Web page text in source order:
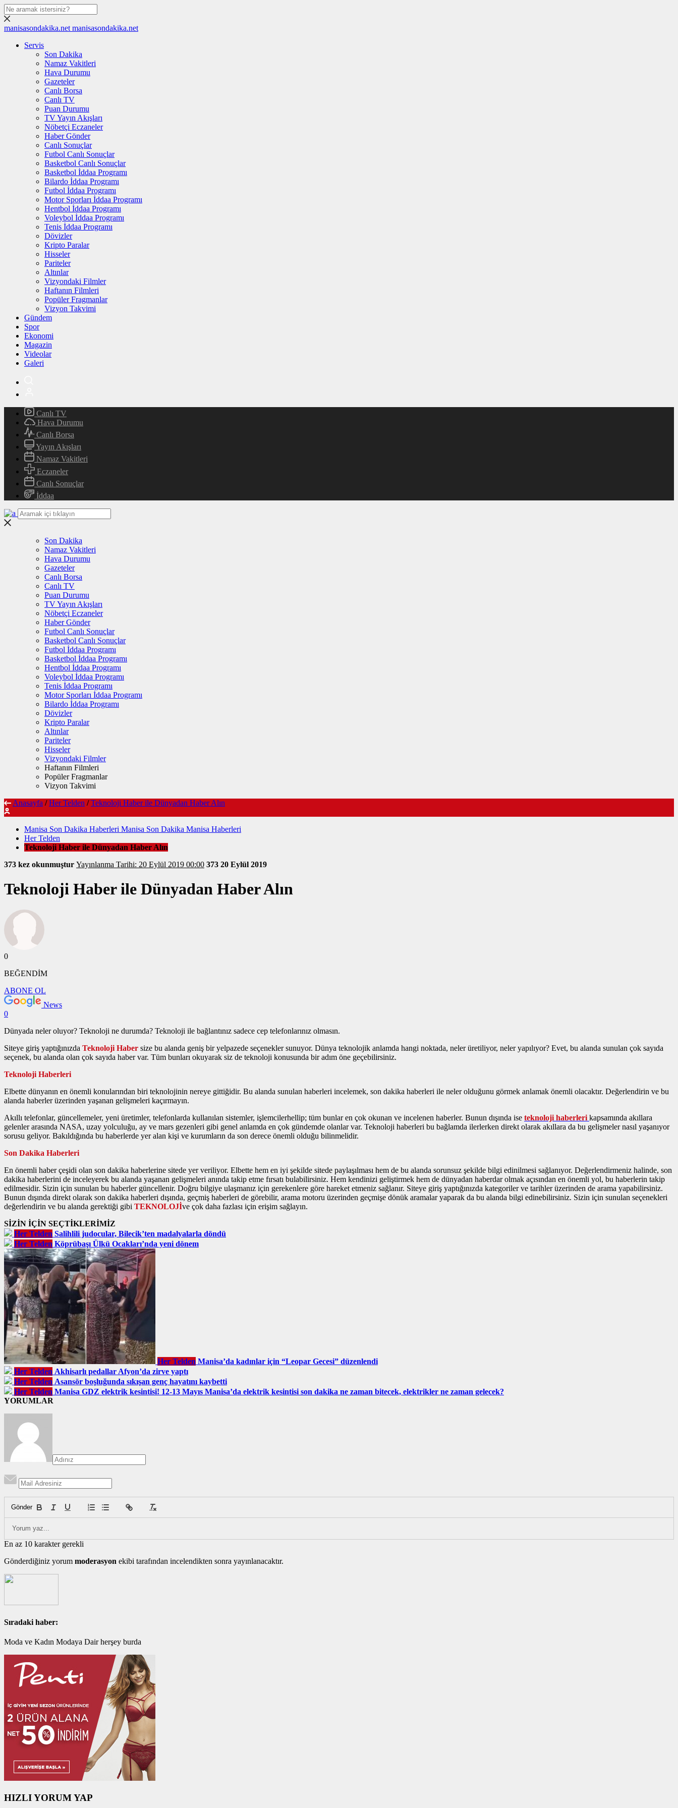
manisasondakika.net manisasondakika.net
Servis
Son Dakika
Namaz Vakitleri
Hava Durumu
Gazeteler
Canlı Borsa
Canlı TV
Puan Durumu
TV Yayın Akışları
Nöbetçi Eczaneler
Haber Gönder
Canlı Sonuçlar
Futbol Canlı Sonuçlar
Basketbol Canlı Sonuçlar
Basketbol İddaa Programı
Bilardo İddaa Programı
Futbol İddaa Programı
Motor Sporları İddaa Programı
Hentbol İddaa Programı
Voleybol İddaa Programı
Tenis İddaa Programı
Dövizler
Kripto Paralar
Hisseler
Pariteler
Altınlar
Vizyondaki Filmler
Haftanın Filmleri
Popüler Fragmanlar
Vizyon Takvimi
Gündem
Spor
Ekonomi
Magazin
Videolar
Galeri
Canlı TV
Hava Durumu
Canlı Borsa
Yayın Akışları
Namaz Vakitleri
Eczaneler
Canlı Sonuçlar
İddaa
Son Dakika
Namaz Vakitleri
Hava Durumu
Gazeteler
Canlı Borsa
Canlı TV
Puan Durumu
TV Yayın Akışları
Nöbetçi Eczaneler
Haber Gönder
Futbol Canlı Sonuçlar
Basketbol Canlı Sonuçlar
Futbol İddaa Programı
Basketbol İddaa Programı
Hentbol İddaa Programı
Voleybol İddaa Programı
Tenis İddaa Programı
Motor Sporları İddaa Programı
Bilardo İddaa Programı
Dövizler
Kripto Paralar
Altınlar
Pariteler
Hisseler
Vizyondaki Filmler
Haftanın Filmleri
Popüler Fragmanlar
Vizyon Takvimi
Anasayfa / Her Telden / Teknoloji Haber ile Dünyadan Haber Alın
Manisa Son Dakika Haberleri Manisa Son Dakika Manisa Haberleri
Her Telden
Teknoloji Haber ile Dünyadan Haber Alın
373 kez okunmuştur Yayınlanma Tarihi: 20 Eylül 2019 00:00 373 20 Eylül 2019
Teknoloji Haber ile Dünyadan Haber Alın
0
BEĞENDİM
ABONE OL
News
0
Dünyada neler oluyor? Teknoloji ne durumda? Teknoloji ile bağlantınız sadece cep telefonlarınız olmasın.
Siteye giriş yaptığınızda Teknoloji Haber size bu alanda geniş bir yelpazede seçenekler sunuyor. Dünya teknolojik anlamda hangi noktada, neler üretiliyor, neler yapılıyor? Evet, bu alanda sunulan çok sayıda
seçenek, bu alanda olan çok sayıda haber var. Tüm bunları okuyarak siz de teknoloji konusunda bir adım öne geçebilirsiniz.
Teknoloji Haberleri
Elbette dünyanın en önemli konularından biri teknolojinin nereye gittiğidir. Bu alanda sunulan haberleri incelemek, son dakika haberleri ile neler olduğunu görmek anlamak önemli olacaktır. Değerlendirin ve bu
alanda haberler üzerinden yaşanan gelişmeleri kaçırmayın.
Akıllı telefonlar, güncellemeler, yeni üretimler, telefonlarda kullanılan sistemler, işlemcilerhellip; tüm bunlar en çok okunan ve incelenen haberler. Bunun dışında ise teknoloji haberleri kapsamında akıllara
gelenler arasında NASA, uzay yolculuğu, ay ve mars gezenleri gibi genel anlamda en çok gündemde olanlar var. Teknoloji haberleri bu bağlamda ilerlerken direkt olarak akıllara da bu gelişmeler nasıl yaşanıyor
sorusu geliyor. Bakıldığında bu haberlerde yer alan kişi ve kurumların da son derece önemli olduğu bilinmelidir.
Son Dakika Haberleri
En önemli haber çeşidi olan son dakika haberlerine sitede yer veriliyor. Elbette hem en iyi şekilde sitede paylaşılması hem de bu alanda sorunsuz şekilde bilgi edinilmesi sağlanıyor. Değerlendirmeniz halinde, son
dakika haberlerini de inceleyerek bu alanda yaşanan gelişmeleri anında takip etme fırsatı bulabilirsiniz. Hem kendinizi geliştirmek hem de dünyadan haberdar olmak açısından en önemli yol, bu haberlerin takip
edilmesidir. Sizin için sunulan bu haberler güncellenir. Doğru bilgiye ulaşmanız için gerekenlere göre hareket etmeniz sağlanır. Siteye giriş yaptığınızda kategoriler ve tarihler üzerinden de arama yapabilirsiniz.
Bunun dışında direkt olarak son dakika haberleri dışında, geçmiş haberleri de görebilir, arama motoru üzerinden geçmişe dönük aramalar yaparak da bu alanda bilgi edinebilirsiniz. Sizin için sunulan seçenekleri
değerlendirin ve bu alanda gerektiği gibi TEKNOLOJİve çok daha fazlası için erişim sağlayın.
SİZİN İÇİN SEÇTİKLERİMİZ
Her Telden Salihlili judocular, Bilecik’ten madalyalarla döndü
Her Telden Köprübaşı Ülkü Ocakları’nda yeni dönem
Her Telden Manisa’da kadınlar için “Leopar Gecesi” düzenlendi
Her Telden Akhisarlı pedallar Afyon’da zirve yaptı
Her Telden Asansör boşluğunda sıkışan genç hayatını kaybetti
Her Telden Manisa GDZ elektrik kesintisi! 12-13 Mayıs Manisa’da elektrik kesintisi son dakika ne zaman bitecek, elektrikler ne zaman gelecek?
YORUMLAR
Gönder
En az 10 karakter gerekli
Gönderdiğiniz yorum moderasyon ekibi tarafından incelendikten sonra yayınlanacaktır.
Sıradaki haber:
Moda ve Kadın Modaya Dair herşey burda
HIZLI YORUM YAP